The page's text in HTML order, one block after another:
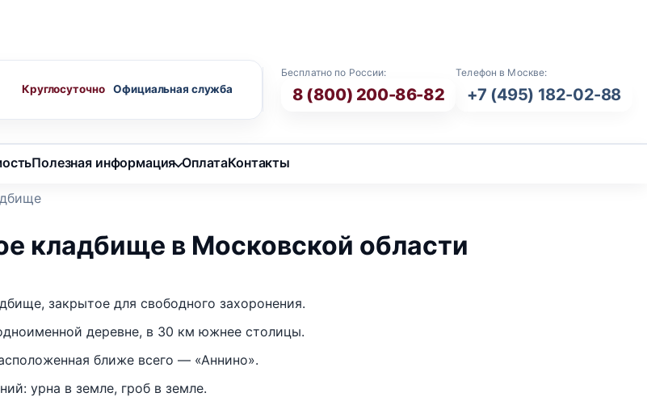
Бесплатно по России:
8 (800) 200-86-82
Телефон в Москве:
+7 (495) 182-02-88
Круглосуточно
Полезная информация ОплатаКонтакты
кладбище в Московской области
закрытое для свободного захоронения.
деревне, в 30 км южнее столицы.
ближе всего — «Аннино».
урна в земле, гроб в земле.